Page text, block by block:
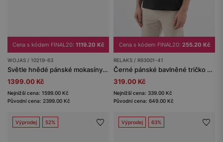
Cena s kódem FINAL20: 1119.20 Kč
WOJAS / 10219-63
Světle hnědé pánské mokasíny s pletenou jutovou šňůrkou
1399.00 Kč
Nejnižší cena: 1599.00 Kč
Původní cena: 2399.00 Kč
Cena s kódem FINAL20: 255.20 Kč
RELAKS / R93001-41
Černé pánské bavlněné tričko RELAKS
319.00 Kč
Nejnižší cena: 339.00 Kč
Původní cena: 649.00 Kč
Výprodej 52% Výprodej 63%